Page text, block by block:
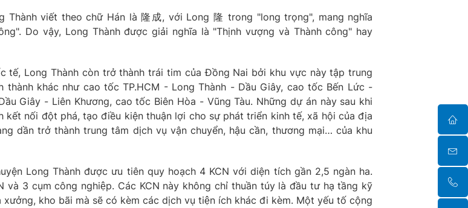
Thành viết theo chữ Hán là 隆成, với Long 隆 trong "long trọng", mang nghĩa
Do vậy, Long Thành được giải nghĩa là "Thịnh vượng và Thành công" hay
tế, Long Thành còn trở thành trái tim của Đồng Nai bởi khu vực này tập trung
khác như cao tốc TP.HCM - Long Thành - Dầu Giây, cao tốc Bến Lức -
Giây - Liên Khương, cao tốc Biên Hòa - Vũng Tàu. Những dự án này sau khi
kết nối đột phá, tạo điều kiện thuận lợi cho sự phát triển kinh tế, xã hội của địa
dần trở thành trung tâm dịch vụ vận chuyển, hậu cần, thương mại… của khu
Long Thành được ưu tiên quy hoạch 4 KCN với diện tích gần 2,5 ngàn ha.
và 3 cụm công nghiệp. Các KCN này không chỉ thuần túy là đầu tư hạ tầng kỹ
kho bãi mà sẽ có kèm các dịch vụ tiện ích khác đi kèm. Một yếu tố cộng